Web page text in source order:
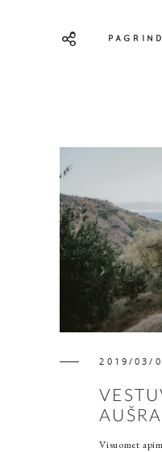
2019/03/
Visuomet